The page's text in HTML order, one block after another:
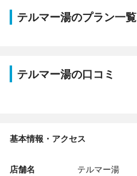
テルマー湯のプラン一覧
テルマー湯の口コミ
基本情報・アクセス
店舗名 テルマー湯